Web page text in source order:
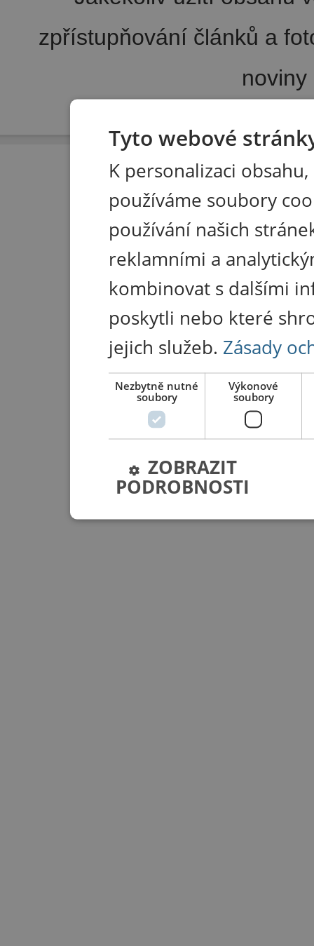
zpřístupňování článků a
Tyto webové
K personalizaci
používáme soubory
používání našich
reklamními a
kombinovat s dalšími
poskytli nebo které
jejich služeb. Zásady
Nezbytně nutné
soubory
Výkonové
soubory
ZOBRAZIT
PODROBNOSTI